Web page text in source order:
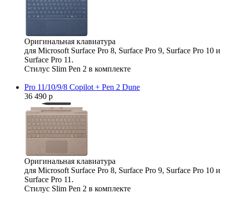
Оригинальная клавиатура
для Microsoft Surface Pro 8, Surface Pro 9, Surface Pro 10 и
Surface Pro 11.
Стилус Slim Pen 2 в комплекте
Pro 11/10/9/8 Copilot + Pen 2 Dune
36 490 р
Оригинальная клавиатура
для Microsoft Surface Pro 8, Surface Pro 9, Surface Pro 10 и
Surface Pro 11.
Стилус Slim Pen 2 в комплекте